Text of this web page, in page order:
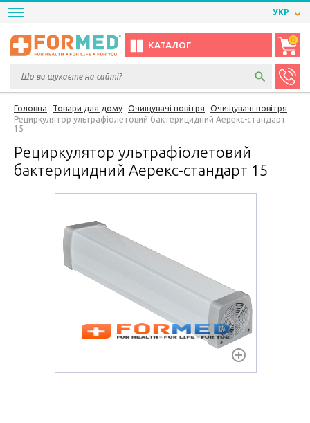
УКР
КАТАЛОГ
0
Головна Товари для дому Очищувачі повітря
Очищувачі повітря
Рециркулятор ультрафіолетовий бактерицидний Аерекс-стандарт
15
Рециркулятор ультрафіолетовий
бактерицидний Аерекс-стандарт 15